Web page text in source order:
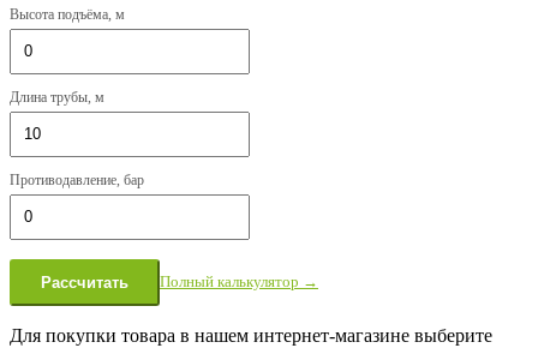
Высота подъёма, м
Длина трубы, м
Противодавление, бар
Рассчитать Полный калькулятор →
Для покупки товара в нашем интернет-магазине выберите